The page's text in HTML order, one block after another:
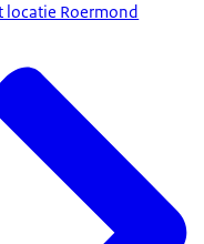
locatie Roermond